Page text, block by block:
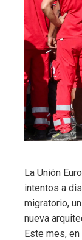
La Unión
intentos a
migratorio,
nueva
Este mes,